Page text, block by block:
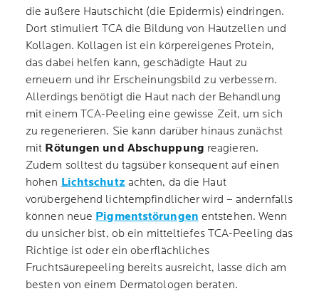
die äußere Hautschicht (die Epidermis) eindringen.
Dort stimuliert TCA die Bildung von Hautzellen und
Kollagen. Kollagen ist ein körpereigenes Protein,
das dabei helfen kann, geschädigte Haut zu
erneuern und ihr Erscheinungsbild zu verbessern.
Allerdings benötigt die Haut nach der Behandlung
mit einem TCA-Peeling eine gewisse Zeit, um sich
zu regenerieren. Sie kann darüber hinaus zunächst
mit Rötungen und Abschuppung reagieren.
Zudem solltest du tagsüber konsequent auf einen
hohen Lichtschutz achten, da die Haut
vorübergehend lichtempfindlicher wird – andernfalls
können neue Pigmentstörungen entstehen. Wenn
du unsicher bist, ob ein mitteltiefes TCA-Peeling das
Richtige ist oder ein oberflächliches
Fruchtsäurepeeling bereits ausreicht, lasse dich am
besten von einem Dermatologen beraten.